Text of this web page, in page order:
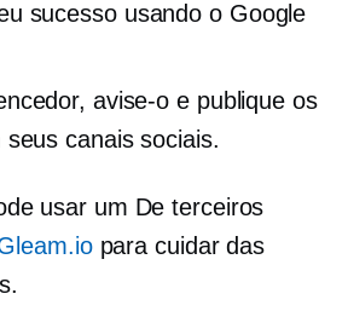
sucesso usando o Google
avise-o e publique os
canais sociais.
usar um De terceiros
para cuidar das